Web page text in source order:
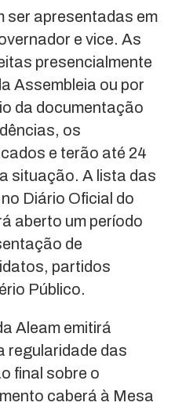
ser apresentadas em
e vice. As
presencialmente
Assembleia ou por
da documentação
os
e terão até 24
situação. A lista das
Diário Oficial do
aberto um período
de
partidos
Público.
Aleam emitirá
regularidade das
final sobre o
caberá à Mesa